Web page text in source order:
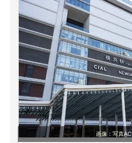
スマホと通信の最新トレンド
進化するPCとデバイスの未来
好きが集まる 比べて選べる
ビジネスと働き方のヒント
AI活用のいまが分かる
企業ITのトレンドを詳説
経営リーダーのコミュニティ画像：写真AC